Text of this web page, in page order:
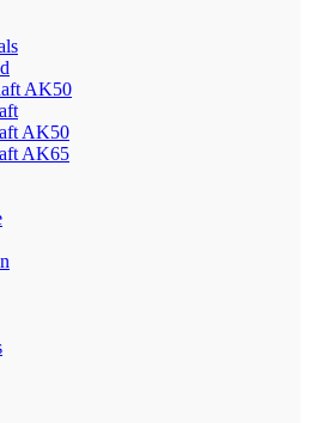
AK50
AK50
AK65